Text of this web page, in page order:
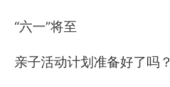
“六一”将至
亲子活动计划准备好了吗？